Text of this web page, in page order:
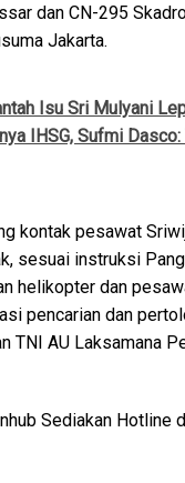
dan CN-295
Jakarta.
Isu Sri Mulyani
IHSG, Sufmi
kontak pesawat
sesuai instruksi
helikopter dan
pencarian dan
TNI AU Laksamana
Sediakan Hotline